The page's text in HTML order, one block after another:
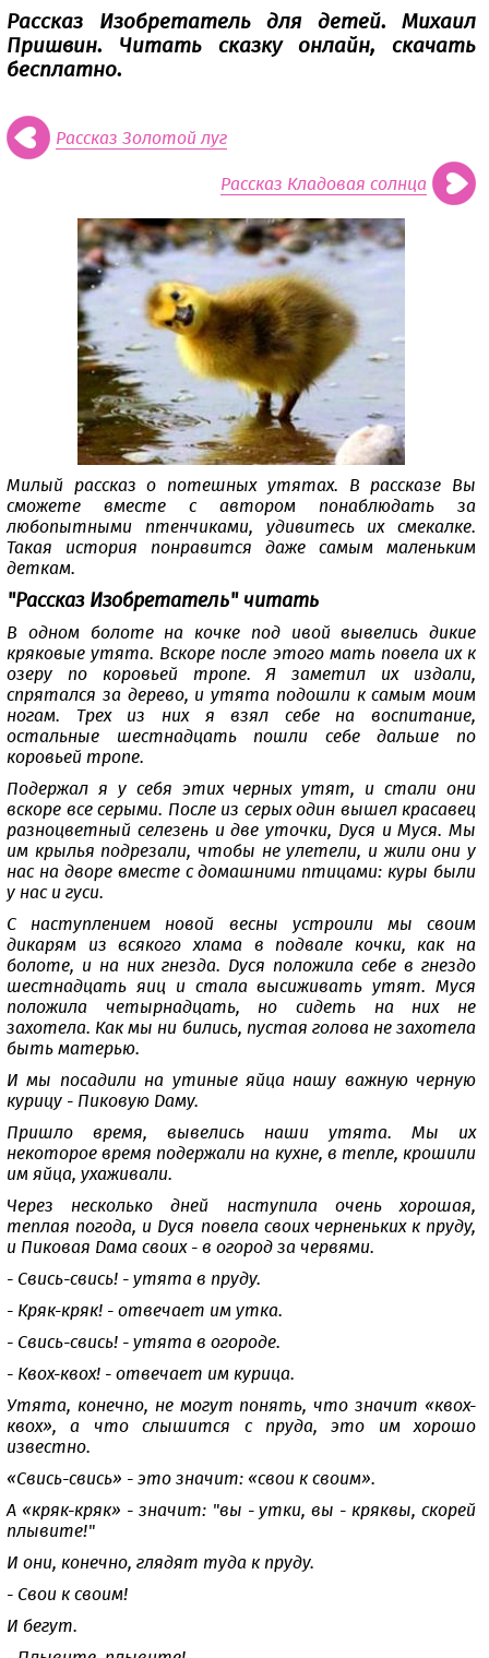
Рассказ Изобретатель для детей. Михаил
Пришвин. Читать сказку онлайн, скачать
бесплатно.
Рассказ Золотой луг
Рассказ Кладовая солнца
Милый рассказ о потешных утятах. В рассказе Вы
сможете вместе с автором понаблюдать за
любопытными птенчиками, удивитесь их смекалке.
Такая история понравится даже самым маленьким
деткам.
"Рассказ Изобретатель" читать
В одном болоте на кочке под ивой вывелись дикие
кряковые утята. Вскоре после этого мать повела их к
озеру по коровьей тропе. Я заметил их издали,
спрятался за дерево, и утята подошли к самым моим
ногам. Трех из них я взял себе на воспитание,
остальные шестнадцать пошли себе дальше по
коровьей тропе.
Подержал я у себя этих черных утят, и стали они
вскоре все серыми. После из серых один вышел красавец
разноцветный селезень и две уточки, Дуся и Муся. Мы
им крылья подрезали, чтобы не улетели, и жили они у
нас на дворе вместе с домашними птицами: куры были
у нас и гуси.
С наступлением новой весны устроили мы своим
дикарям из всякого хлама в подвале кочки, как на
болоте, и на них гнезда. Дуся положила себе в гнездо
шестнадцать яиц и стала высиживать утят. Муся
положила четырнадцать, но сидеть на них не
захотела. Как мы ни бились, пустая голова не захотела
быть матерью.
И мы посадили на утиные яйца нашу важную черную
курицу - Пиковую Даму.
Пришло время, вывелись наши утята. Мы их
некоторое время подержали на кухне, в тепле, крошили
им яйца, ухаживали.
Через несколько дней наступила очень хорошая,
теплая погода, и Дуся повела своих черненьких к пруду,
и Пиковая Дама своих - в огород за червями.
- Свись-свись! - утята в пруду.
- Кряк-кряк! - отвечает им утка.
- Свись-свись! - утята в огороде.
- Квох-квох! - отвечает им курица.
Утята, конечно, не могут понять, что значит «квох-
квох», а что слышится с пруда, это им хорошо
известно.
«Свись-свись» - это значит: «свои к своим».
А «кряк-кряк» - значит: "вы - утки, вы - кряквы, скорей
плывите!"
И они, конечно, глядят туда к пруду.
- Свои к своим!
И бегут.